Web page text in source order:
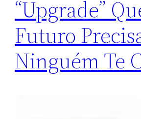
“Upgrade”
Futuro
Ninguém Te